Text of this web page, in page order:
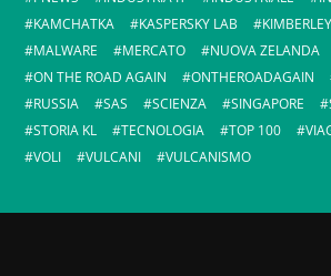
KAMCHATKA
KASPERSKY LAB KIMBERLEY
MALWARE
MERCATO
NUOVA ZELANDA
ON THE ROAD AGAIN
ONTHEROADAGAIN
RUSSIA
SAS SCIENZA SINGAPORE
STORIA KL
TECNOLOGIA TOP 100
VOLI
VULCANI VULCANISMO